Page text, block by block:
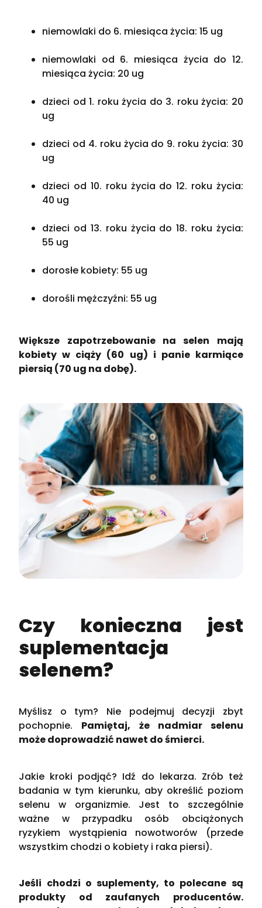
niemowlaki do 6. miesiąca życia: 15 ug
niemowlaki od 6. miesiąca życia do 12.
miesiąca życia: 20 ug
dzieci od 1. roku życia do 3. roku życia: 20
ug
dzieci od 4. roku życia do 9. roku życia: 30
ug
dzieci od 10. roku życia do 12. roku życia:
40 ug
dzieci od 13. roku życia do 18. roku życia:
55 ug
dorosłe kobiety: 55 ug
dorośli mężczyźni: 55 ug
Większe zapotrzebowanie na selen mają
kobiety w ciąży (60 ug) i panie karmiące
piersią (70 ug na dobę).
Czy konieczna jest
suplementacja
selenem?
Myślisz o tym? Nie podejmuj decyzji zbyt
pochopnie. Pamiętaj, że nadmiar selenu
może doprowadzić nawet do śmierci.
Jakie kroki podjąć? Idź do lekarza. Zrób też
badania w tym kierunku, aby określić poziom
selenu w organizmie. Jest to szczególnie
ważne w przypadku osób obciążonych
ryzykiem wystąpienia nowotworów (przede
wszystkim chodzi o kobiety i raka piersi).
Jeśli chodzi o suplementy, to polecane są
produkty od zaufanych producentów.